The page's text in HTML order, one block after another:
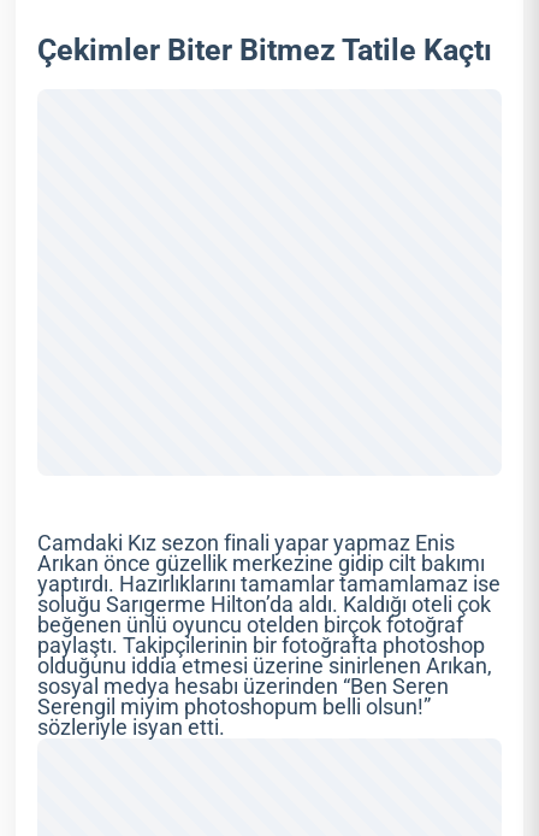
Çekimler Biter Bitmez Tatile Kaçtı
Camdaki Kız sezon finali yapar yapmaz Enis
Arıkan önce güzellik merkezine gidip cilt bakımı
yaptırdı. Hazırlıklarını tamamlar tamamlamaz ise
soluğu Sarıgerme Hilton’da aldı. Kaldığı oteli çok
beğenen ünlü oyuncu otelden birçok fotoğraf
paylaştı. Takipçilerinin bir fotoğrafta photoshop
olduğunu iddia etmesi üzerine sinirlenen Arıkan,
sosyal medya hesabı üzerinden “Ben Seren
Serengil miyim photoshopum belli olsun!”
sözleriyle isyan etti.